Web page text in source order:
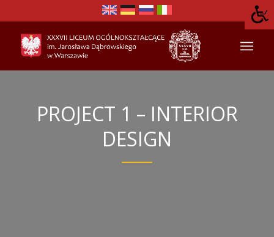
PROJECT 1 – INTERIOR
DESIGN